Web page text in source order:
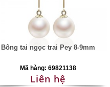
Bông tai ngọc trai Pey 8-9mm
Mã hàng: 69821138
Liên hệ